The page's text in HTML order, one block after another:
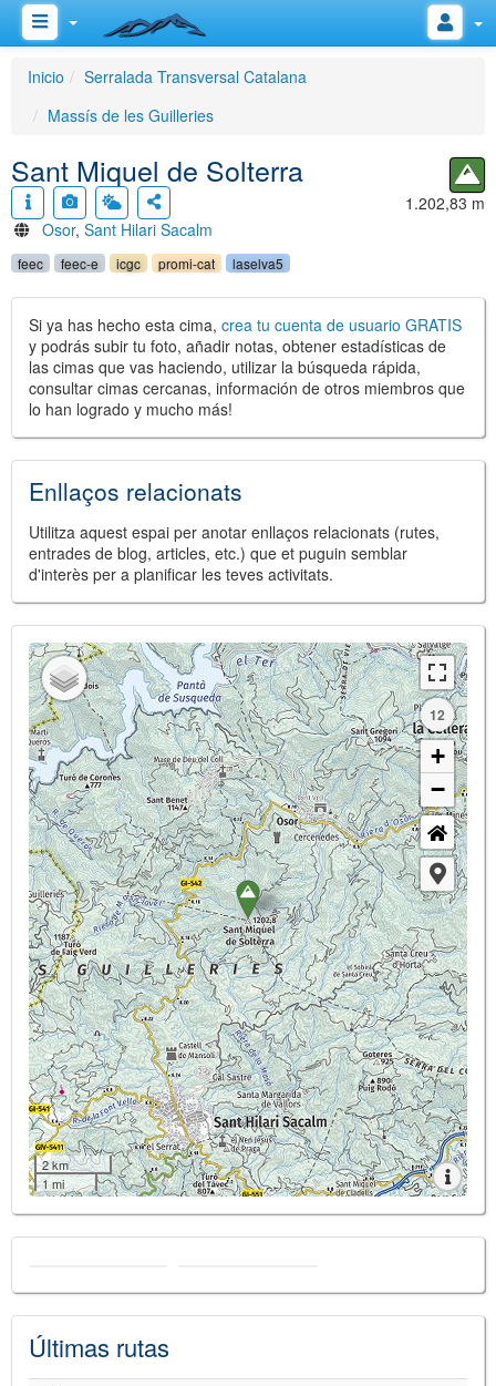
Inicio
Serralada Transversal Catalana
Massís de les Guilleries
Sant Miquel de Solterra
Osor, Sant Hilari Sacalm
1.202,83 m
feec feec-e icgc promi-cat laselva5
Si ya has hecho esta cima, crea tu cuenta de usuario GRATIS
y podrás subir tu foto, añadir notas, obtener estadísticas de
las cimas que vas haciendo, utilizar la búsqueda rápida,
consultar cimas cercanas, información de otros miembros que
lo han logrado y mucho más!
Enllaços relacionats
Utilitza aquest espai per anotar enllaços relacionats (rutes,
entrades de blog, articles, etc.) que et puguin semblar
d'interès per a planificar les teves activitats.
12
+
−
2 km
1 mi
Últimas rutas